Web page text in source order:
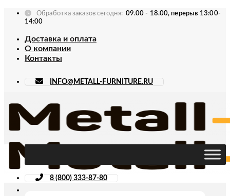
Skip
Обработка заказов сегодня: 09.00 - 18.00, перерыв 13:00-
14:00
Доставка и оплата
О компании
Контакты
INFO@METALL-FURNITURE.RU
8 (800) 333-87-80